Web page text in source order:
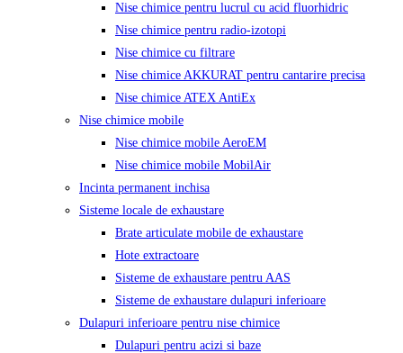
Nise chimice pentru lucrul cu acid fluorhidric
Nise chimice pentru radio-izotopi
Nise chimice cu filtrare
Nise chimice AKKURAT pentru cantarire precisa
Nise chimice ATEX AntiEx
Nise chimice mobile
Nise chimice mobile AeroEM
Nise chimice mobile MobilAir
Incinta permanent inchisa
Sisteme locale de exhaustare
Brate articulate mobile de exhaustare
Hote extractoare
Sisteme de exhaustare pentru AAS
Sisteme de exhaustare dulapuri inferioare
Dulapuri inferioare pentru nise chimice
Dulapuri pentru acizi si baze